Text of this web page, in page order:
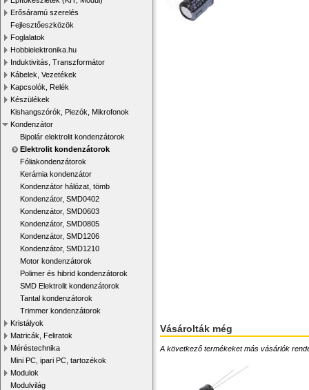
Erősáramú szerelés
Fejlesztőeszközök
Foglalatok
Hobbielektronika.hu
Induktivitás, Transzformátor
Kábelek, Vezetékek
Kapcsolók, Relék
Készülékek
Kishangszórók, Piezók, Mikrofonok
Kondenzátor
Bipolár elektrolit kondenzátorok
Elektrolit kondenzátorok
Fóliakondenzátorok
Kerámia kondenzátor
Kondenzátor hálózat, tömb
Kondenzátor, SMD0402
Kondenzátor, SMD0603
Kondenzátor, SMD0805
Kondenzátor, SMD1206
Kondenzátor, SMD1210
Motor kondenzátorok
Polimer és hibrid kondenzátorok
SMD Elektrolit kondenzátorok
Tantal kondenzátorok
Trimmer kondenzátorok
Kristályok
Matricák, Feliratok
Méréstechnika
Mini PC, ipari PC, tartozékok
Modulok
Modulvilág
Vásárolták még
A következő termékeket más vásárlók